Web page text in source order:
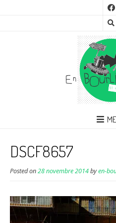
DSCF8657
Posted on28 novembre 2014byen-